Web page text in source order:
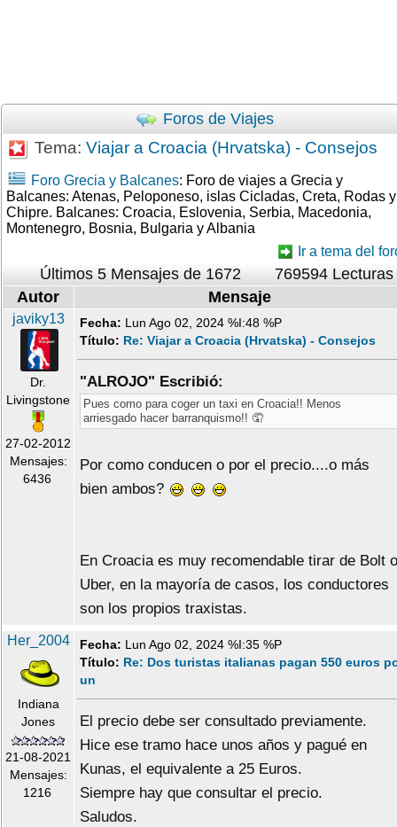
Foros de Viajes
Tema: Viajar a Croacia (Hrvatska) - Consejos
Foro Grecia y Balcanes: Foro de viajes a Grecia y
Balcanes: Atenas, Peloponeso, islas Cicladas, Creta, Rodas y
Chipre. Balcanes: Croacia, Eslovenia, Serbia, Macedonia,
Montenegro, Bosnia, Bulgaria y Albania
Ir a tema del
Últimos 5 Mensajes de 1672
769594 Lecturas
Autor
Mensaje
javiky13
Dr.
Livingstone
27-02-2012
Mensajes:
6436
Fecha: Lun Ago 02, 2024 %I:48 %P
Título: Re: Viajar a Croacia (Hrvatska) - Consejos
"ALROJO" Escribió:
Pues como para coger un taxi en Croacia!! Menos
arriesgado hacer barranquismo!! 🤦
Por como conducen o por el precio....o más
bien ambos?
En Croacia es muy recomendable tirar de Bolt o
Uber, en la mayoría de casos, los conductores
son los propios traxistas.
Her_2004
Indiana
Jones
21-08-2021
Mensajes:
1216
Fecha: Lun Ago 02, 2024 %I:35 %P
Título: Re: Dos turistas italianas pagan 550 euros
un
El precio debe ser consultado previamente.
Hice ese tramo hace unos años y pagué en
Kunas, el equivalente a 25 Euros.
Siempre hay que consultar el precio.
Saludos.